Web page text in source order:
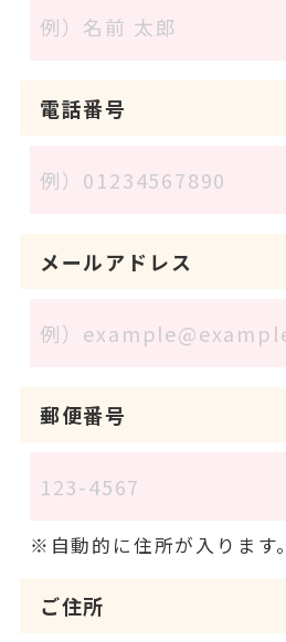
電話番号
メールアドレス
郵便番号
自動的に住所が入ります。
ご住所